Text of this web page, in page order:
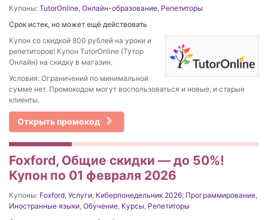
Купоны: TutorOnline, Онлайн-образование, Репетиторы
Срок истек, но может ещё действовать
Купон со скидкой 800 рублей на уроки и
репетиторов! Купон TutorOnline (Тутор
Онлайн) на скидку в магазин.
Условия: Ограничений по минимальной
сумме нет. Промокодом могут воспользоваться и новые, и старые
клиенты.
Открыть промокод
Foxford, Общие скидки — до 50%!
Купон по 01 февраля 2026
Купоны: Foxford, Услуги, Киберпонедельник 2026, Программирование,
Иностранные языки, Обучение, Курсы, Репетиторы